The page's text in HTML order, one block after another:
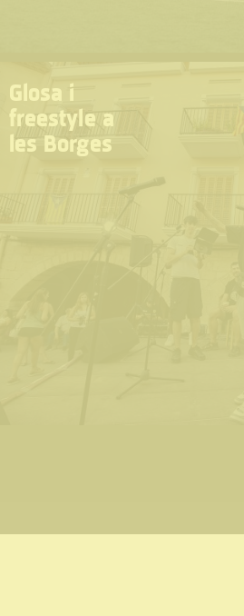
Glosa i
freestyle a
les Borges